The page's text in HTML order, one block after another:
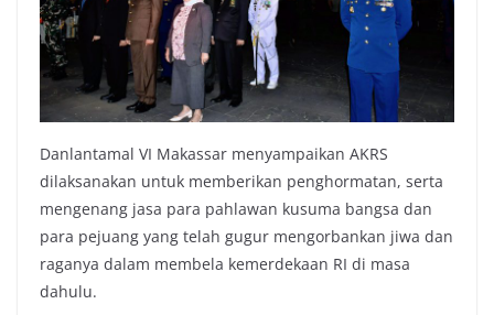
Danlantamal VI Makassar menyampaikan AKRS
dilaksanakan untuk memberikan penghormatan, serta
mengenang jasa para pahlawan kusuma bangsa dan
para pejuang yang telah gugur mengorbankan jiwa dan
raganya dalam membela kemerdekaan RI di masa
dahulu.